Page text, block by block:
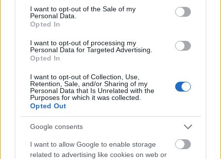
consent section.
I want to opt-out of the Sale of my
Personal Data.
Opted In
I want to opt-out of processing my
Personal Data for Targeted Advertising.
Opted In
I want to opt-out of Collection, Use,
Retention, Sale, and/or Sharing of my
Personal Data that Is Unrelated with the
Purposes for which it was collected.
Opted Out
Google consents
I want to allow Google to enable storage
related to advertising like cookies on web or
Készíts egy egyperces előzetest minden IGTV-s
tartalmadhoz. A legtöbb felhasználó általában hang
feliratot használnod, amennyiben mondandód van a
vizuális történetmesélés mellett. Esetleg a címben
Habár akár egy órás videókat is megoszthatsz, nem
valószínű, hogy ezt sokan végignézik, akármilyen jó
legyen a felbontás, a zene, a tartalom. Egyszerűen a
mai világban már nincs erre idejük és igényük az
embereknek, főleg a fiatalabb korosztálynak, akik
elsősorban fent vannak az Instagramon. Próbáld
meg IGTV videóidat rövidnek, tartalmasnak
elkészíteni. A legtöbb videó kevesebb, mint 3 perces.